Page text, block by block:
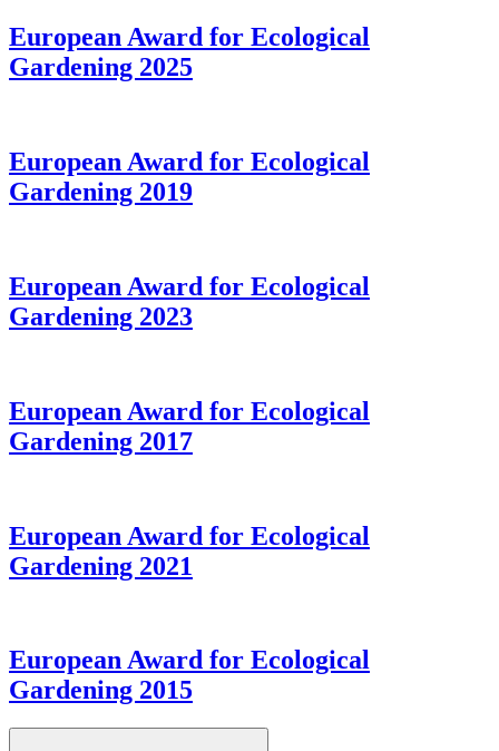
European Award for Ecological
Gardening 2025
European Award for Ecological
Gardening 2019
European Award for Ecological
Gardening 2023
European Award for Ecological
Gardening 2017
European Award for Ecological
Gardening 2021
European Award for Ecological
Gardening 2015